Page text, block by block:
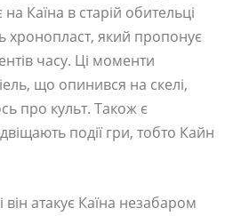
Каїна в старій обительці
хронопласт, який пропонує
часу. Ці моменти
що опинився на скелі,
про культ. Також є
події гри, тобто Кайн
атакує Каїна незабаром